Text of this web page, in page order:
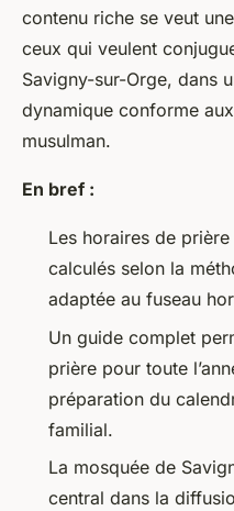
contenu riche se veut
ceux qui veulent
Savigny-sur-Orge, dans
dynamique conforme
musulman.
En bref :
Les horaires de
calculés selon la
adaptée au fuseau
Un guide complet
prière pour toute
préparation du
familial.
La mosquée de
central dans la